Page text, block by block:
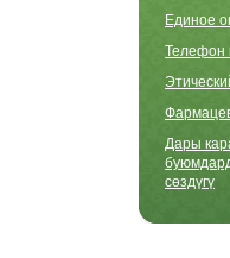
Единое
Телефон
Дары
сөздүгү